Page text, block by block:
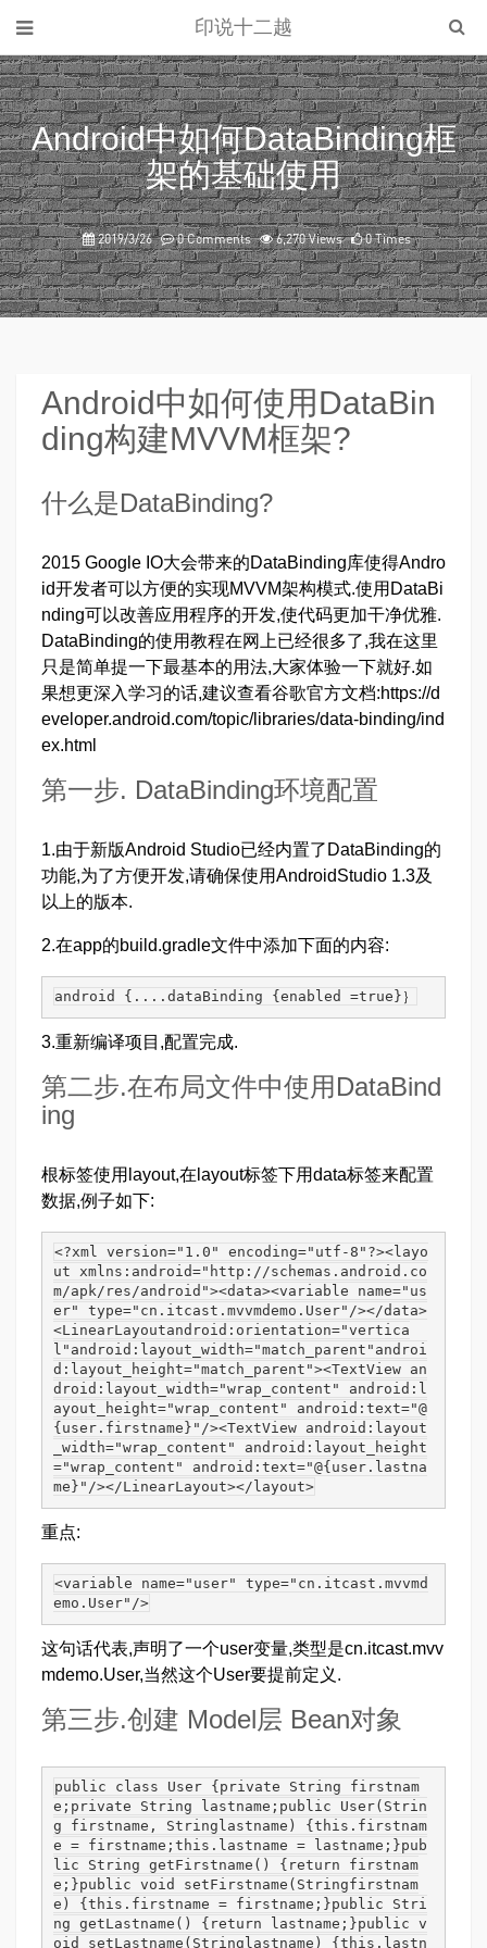
印说十二越
Android中如何DataBinding框
架的基础使用
2019/3/26 0 Comments 6,270 Views 0 Times
Android中如何使用DataBin
ding构建MVVM框架?
什么是DataBinding?
2015 Google IO大会带来的DataBinding库使得Andro
id开发者可以方便的实现MVVM架构模式.使用DataBi
nding可以改善应用程序的开发,使代码更加干净优雅.
DataBinding的使用教程在网上已经很多了,我在这里
只是简单提一下最基本的用法,大家体验一下就好.如
果想更深入学习的话,建议查看谷歌官方文档:https://d
eveloper.android.com/topic/libraries/data-binding/ind
ex.html
第一步. DataBinding环境配置
1.由于新版Android Studio已经内置了DataBinding的
功能,为了方便开发,请确保使用AndroidStudio 1.3及
以上的版本.
2.在app的build.gradle文件中添加下面的内容:
android {....dataBinding {enabled =true}｝
3.重新编译项目,配置完成.
第二步.在布局文件中使用DataBind
ing
根标签使用layout,在layout标签下用data标签来配置
数据,例子如下:
<?xml version="1.0" encoding="utf-8"?><layo
ut xmlns:android="http://schemas.android.co
m/apk/res/android"><data><variable name="us
er" type="cn.itcast.mvvmdemo.User"/></data>
<LinearLayoutandroid:orientation="vertica
l"android:layout_width="match_parent"androi
d:layout_height="match_parent"><TextView an
droid:layout_width="wrap_content" android:l
ayout_height="wrap_content" android:text="@
{user.firstname}"/><TextView android:layout
_width="wrap_content" android:layout_height
="wrap_content" android:text="@{user.lastna
me}"/></LinearLayout></layout>
重点:
<variable name="user" type="cn.itcast.mvvmd
emo.User"/>
这句话代表,声明了一个user变量,类型是cn.itcast.mvv
mdemo.User,当然这个User要提前定义.
第三步.创建 Model层 Bean对象
public class User {private String firstnam
e;private String lastname;public User(Strin
g firstname, Stringlastname) {this.firstnam
e = firstname;this.lastname = lastname;}pub
lic String getFirstname() {return firstnam
e;}public void setFirstname(Stringfirstnam
e) {this.firstname = firstname;}public Stri
ng getLastname() {return lastname;}public v
oid setLastname(Stringlastname) {this.lastn